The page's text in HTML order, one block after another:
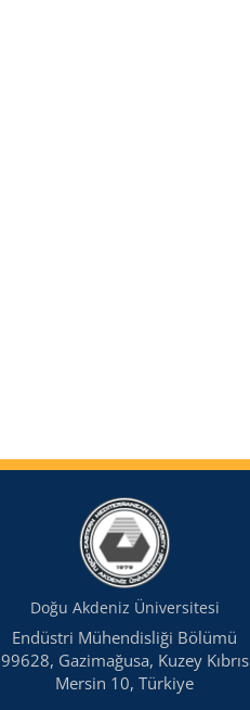
Doğu Akdeniz Üniversitesi
Endüstri Mühendisliği Bölümü
99628, Gazimağusa, Kuzey Kıbrıs
Mersin 10, Türkiye